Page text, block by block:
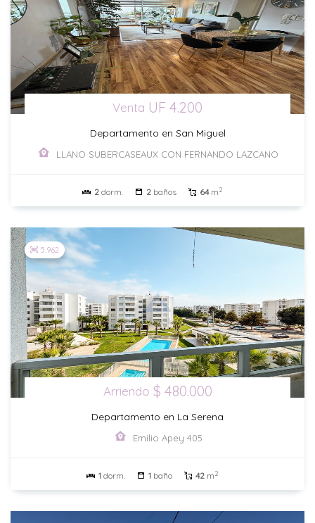
Venta UF 4.200
Departamento en San Miguel
LLANO SUBERCASEAUX CON FERNANDO LAZCANO
2dorm. 2baños 64m2
5.962
Arriendo $ 480.000
Departamento en La Serena
Emilio Apey 405
1dorm. 1baño 42m2